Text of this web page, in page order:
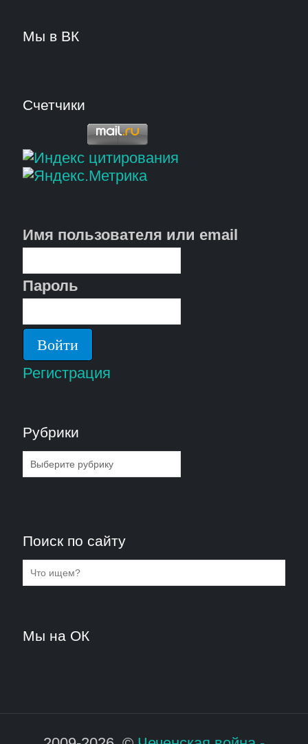
Мы в ВК
Счетчики
Имя пользователя или email
Пароль
Регистрация
Рубрики
Рубрики
Поиск по сайту
Мы на ОК